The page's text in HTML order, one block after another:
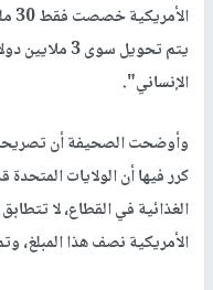
الأمريكية خصصت فقط 30 مليون دولار كمساعدات إنسانية ل
يتم تحويل سوى 3 ملايين دولار حتى الآن إلى ما يُعرف بـ"صندوق
الإنساني".
وأوضحت الصحيفة أن
الغذائية في القطاع، لا
الأمريكية نصف هذا المبلغ،